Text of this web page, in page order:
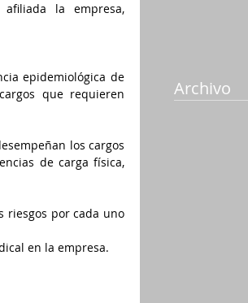
la empresa,
epidemiológica de
que requieren
los cargos
de carga física,
riesgos por cada uno
en la empresa.
Archivo